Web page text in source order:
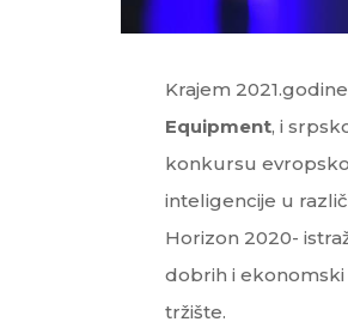
Krajem
Equipment, i
konkursu
inteligencije u
Horizon 2020-
dobrih i ekonomski
tržište.